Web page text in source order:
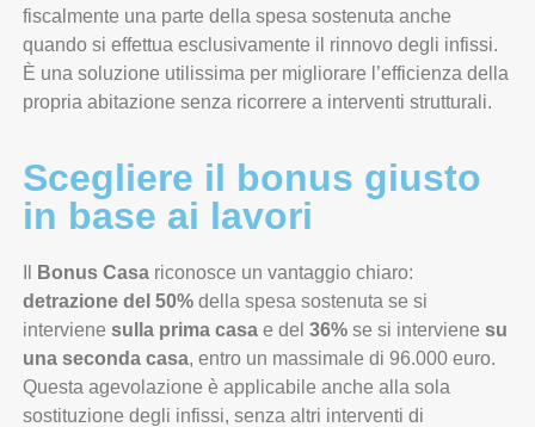
fiscalmente una parte della spesa sostenuta anche
quando si effettua esclusivamente il rinnovo degli infissi.
È una soluzione utilissima per migliorare l’efficienza della
propria abitazione senza ricorrere a interventi strutturali.
Scegliere il bonus giusto
in base ai lavori
Bonus Casa riconosce un vantaggio chiaro:
detrazione del 50%della spesa sostenuta se si
interviene sulla prima casae del 36%se si interviene su
una seconda casa, entro un massimale di 96.000 euro.
Questa agevolazione è applicabile anche alla sola
sostituzione degli infissi, senza altri interventi di